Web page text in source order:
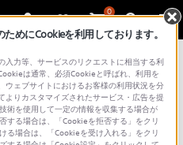
0
合わせ プロフェッショナル／業務用
めにCookieを利用しております。
入力等、サービスのリクエストに相当する利
は通常、必須Cookieと呼ばれ、利用を
ェブサイトにおけるお客様の利用状況を分
りカスタマイズされたサービス・広告を提
術を使用して一定の情報を収集する場合が
する場合は、「Cookieを拒否する」をクリ
る場合は、「Cookieを受け入れる」をクリ